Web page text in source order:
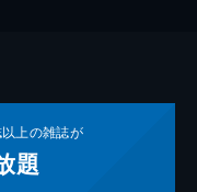
上の雑誌が
題